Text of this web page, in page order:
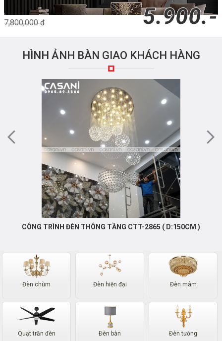
7,800,000 đ 5.900.-
HÌNH ẢNH BÀN GIAO KHÁCH HÀNG
CÔNG TRÌNH ĐÈN THÔNG TẦNG CTT-2865 ( D:150CM )
Đèn chùm Đèn hiện đại Đèn mâm
Quạt trần đèn Đèn bàn Đèn tường